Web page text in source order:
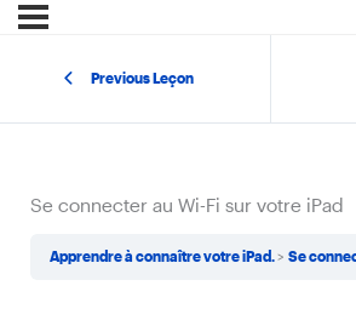
Previous Leçon
Se connecter au Wi-Fi sur votre iPad
Apprendre à connaître votre iPad. Se connecter